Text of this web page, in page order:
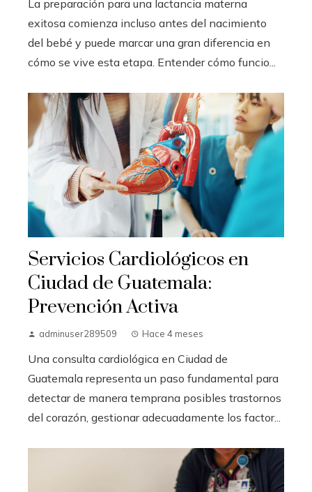
La preparación para una lactancia materna
exitosa comienza incluso antes del nacimiento
del bebé y puede marcar una gran diferencia en
cómo se vive esta etapa. Entender cómo funcio...
Servicios Cardiológicos en
Ciudad de Guatemala:
Prevención Activa
adminuser289509 Hace 4 meses
Una consulta cardiológica en Ciudad de
Guatemala representa un paso fundamental para
detectar de manera temprana posibles trastornos
del corazón, gestionar adecuadamente los factor...